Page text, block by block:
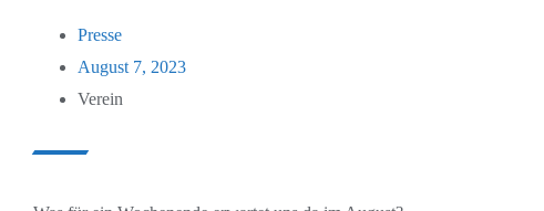
Presse
August 7, 2023
Verein